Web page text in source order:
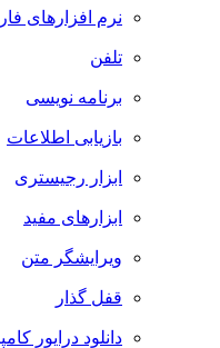
نرم افزارهای فارسی
تلفن
برنامه نویسی
بازیابی اطلاعات
ابزار رجیستری
ابزارهای مفید
ویرایشگر متن
قفل گذار
دانلود درایور کامپیوتر